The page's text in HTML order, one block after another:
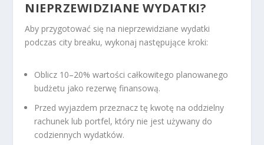
NIEPRZEWIDZIANE WYDATKI?
Aby przygotować się na nieprzewidziane wydatki
podczas city breaku, wykonaj następujące kroki:
Oblicz 10–20% wartości całkowitego planowanego
budżetu jako rezerwę finansową.
Przed wyjazdem przeznacz tę kwotę na oddzielny
rachunek lub portfel, który nie jest używany do
codziennych wydatków.